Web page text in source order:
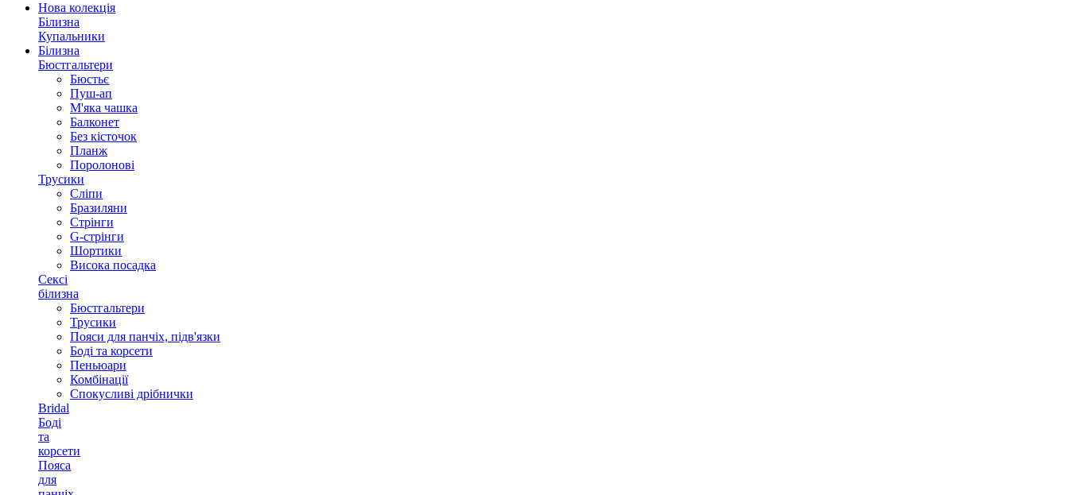
Нова колекція
Білизна
Купальники
Білизна
Бюстгальтери
Бюстьє
Пуш-ап
М'яка чашка
Балконет
Без кісточок
Планж
Поролонові
Трусики
Сліпи
Бразиляни
Стрінги
G-стрінги
Шортики
Висока посадка
Сексі
білизна
Бюстгальтери
Трусики
Пояси для панчіх, підв'язки
Боді та корсети
Пеньюари
Комбінації
Спокусливі дрібнички
Bridal
Боді
та
корсети
Пояса
для